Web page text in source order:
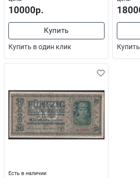
10000р.
Купить
Купить в один клик
Есть в наличии